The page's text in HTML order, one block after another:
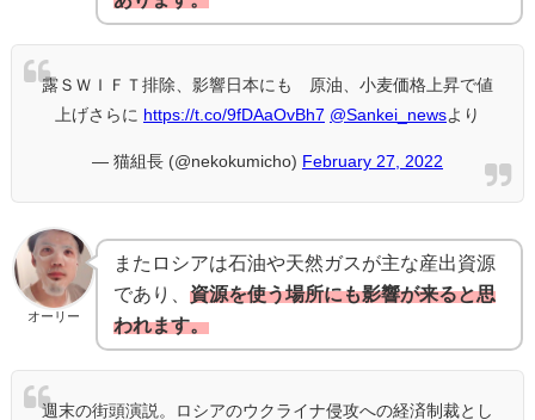
露ＳＷＩＦＴ排除、影響日本にも 原油、小麦価格上昇で値
上げさらに https://t.co/9fDAaOvBh7 @Sankei_news より
— 猫組長 (@nekokumicho) February 27, 2022
オーリー
またロシアは石油や天然ガスが主な産出資源
であり、 資源を使う場所にも影響が来ると思
われます。
週末の街頭演説。ロシアのウクライナ侵攻への経済制裁とし